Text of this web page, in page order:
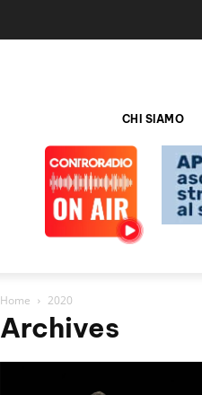
CHI SIAMO
Home 2020
Archives